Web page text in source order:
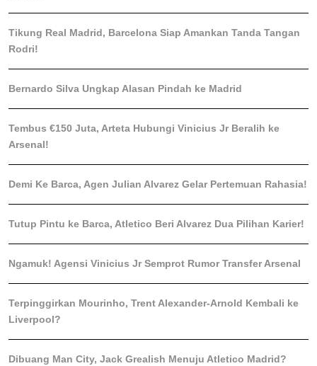
Tikung Real Madrid, Barcelona Siap Amankan Tanda Tangan
Rodri!
Bernardo Silva Ungkap Alasan Pindah ke Madrid
Tembus €150 Juta, Arteta Hubungi Vinicius Jr Beralih ke
Arsenal!
Demi Ke Barca, Agen Julian Alvarez Gelar Pertemuan Rahasia!
Tutup Pintu ke Barca, Atletico Beri Alvarez Dua Pilihan Karier!
Ngamuk! Agensi Vinicius Jr Semprot Rumor Transfer Arsenal
Terpinggirkan Mourinho, Trent Alexander-Arnold Kembali ke
Liverpool?
Dibuang Man City, Jack Grealish Menuju Atletico Madrid?